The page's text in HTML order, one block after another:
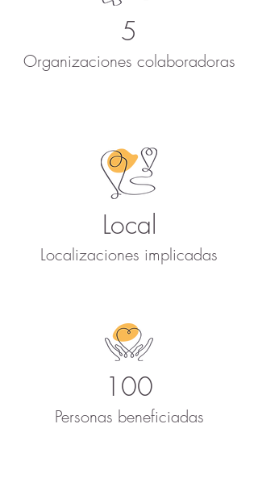
5
Organizaciones colaboradoras
Local
Localizaciones implicadas
100
Personas beneficiadas